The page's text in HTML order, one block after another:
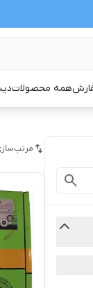
همه محصولات